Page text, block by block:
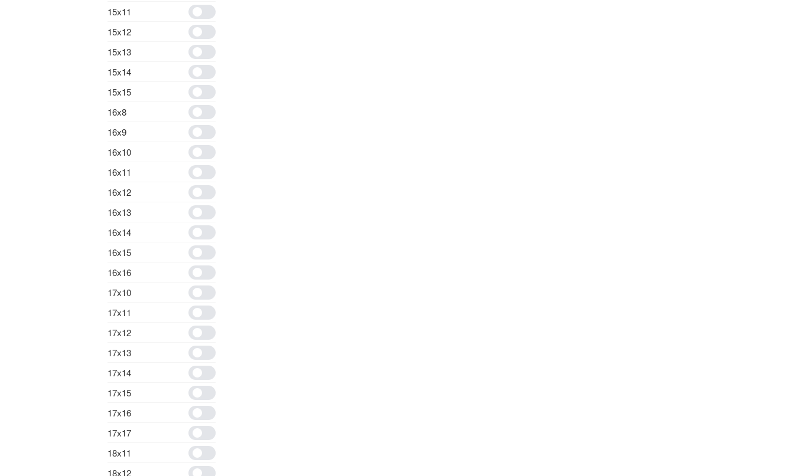
15х11
15х12
15х13
15х14
15х15
16х8
16х9
16х10
16х11
16х12
16х13
16х14
16х15
16х16
17х10
17х11
17х12
17х13
17х14
17х15
17х16
17х17
18х11
18х12